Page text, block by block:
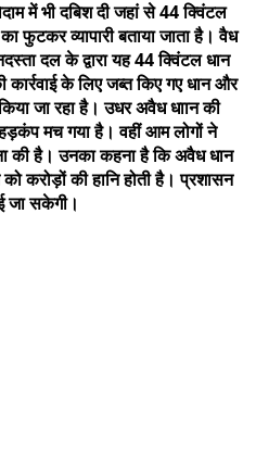
में भी दबिश दी जहां से 44 क्विंटल
फुटकर व्‍यापारी बताया जाता है। वैध
दल के द्वारा यह 44 क्विंटल धान
के लिए जब्‍त किए गए धान और
जा रहा है। उधर अवैध धाान की
हड़कंप मच गया है। वहीं आम लोगों ने
की है। उनका कहना है कि अवैध धान
करोड़ों की हानि होती है। प्रशासन
जा सकेगी।